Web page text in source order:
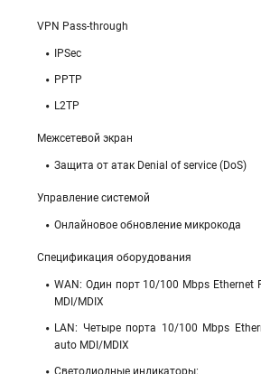
VPN Pass-through
IPSec
PPTP
L2TP
Межсетевой экран
Защита от атак Denial of service (DoS)
Управление системой
Онлайновое обновление микрокода
Спецификация оборудования
WAN: Один порт 10/100 Mbps Ethernet
MDI/MDIX
LAN: Четыре порта 10/100 Mbps
auto MDI/MDIX
Светодиодные индикаторы: